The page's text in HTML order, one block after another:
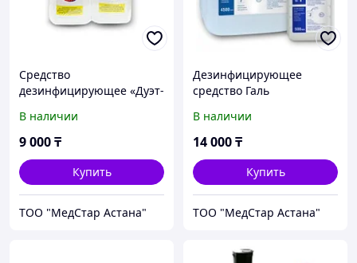
Средство
дезинфицирующее «Дуэт-
В наличии
9 000₸
Купить
ТОО "МедСтар Астана"
Дезинфицирующее
средство Галь
В наличии
14 000₸
Купить
ТОО "МедСтар Астана"